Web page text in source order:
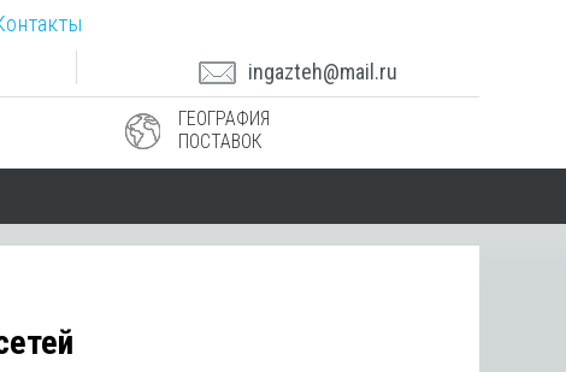
ingazteh@mail.ru
ГЕОГРАФИЯ
ПОСТАВОК